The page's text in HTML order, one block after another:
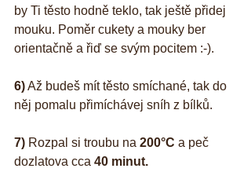
by Ti těsto hodně teklo, tak ještě přidej
mouku. Poměr cukety a mouky ber
orientačně a řiď se svým pocitem :-).
6) Až budeš mít těsto smíchané, tak do
něj pomalu přimíchávej sníh z bílků.
7) Rozpal si troubu na 200°C a peč
dozlatova cca 40 minut.